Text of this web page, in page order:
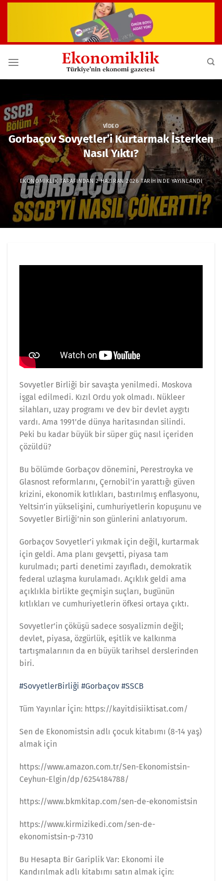
VIDEO
Gorbaçov Sovyetler’i Kurtarmak İsterken
Nasıl Yıktı?
EKONOMIKLIK TARAFINDAN 2 HAZIRAN 2026 TARIHINDE YAYINLANDI
Sovyetler Birliği bir savaşta yenilmedi. Moskova
işgal edilmedi. Kızıl Ordu yok olmadı. Nükleer
silahları, uzay programı ve dev bir devlet aygıtı
vardı. Ama 1991’de dünya haritasından silindi.
Peki bu kadar büyük bir süper güç nasıl içeriden
çözüldü?
Bu bölümde Gorbaçov dönemini, Perestroyka ve
Glasnost reformlarını, Çernobil’in yarattığı güven
krizini, ekonomik kıtlıkları, bastırılmış enflasyonu,
Yeltsin’in yükselişini, cumhuriyetlerin kopuşunu ve
Sovyetler Birliği’nin son günlerini anlatıyorum.
Gorbaçov Sovyetler’i yıkmak için değil, kurtarmak
için geldi. Ama planı gevşetti, piyasa tam
kurulmadı; parti denetimi zayıfladı, demokratik
federal uzlaşma kurulamadı. Açıklık geldi ama
açıklıkla birlikte geçmişin suçları, bugünün
kıtlıkları ve cumhuriyetlerin öfkesi ortaya çıktı.
Sovyetler’in çöküşü sadece sosyalizmin değil;
devlet, piyasa, özgürlük, eşitlik ve kalkınma
tartışmalarının da en büyük tarihsel derslerinden
biri.
#SovyetlerBirliği #Gorbaçov #SSCB
Tüm Yayınlar İçin: https://kayitdisiiktisat.com/
Sen de Ekonomistsin adlı çocuk kitabımı (8-14 yaş)
almak için
https://www.amazon.com.tr/Sen-Ekonomistsin-
Ceyhun-Elgin/dp/6254184788/
https://www.bkmkitap.com/sen-de-ekonomistsin
https://www.kirmizikedi.com/sen-de-
ekonomistsin-p-7310
Bu Hesapta Bir Gariplik Var: Ekonomi ile
Kandırılmak adlı kitabımı satın almak için: